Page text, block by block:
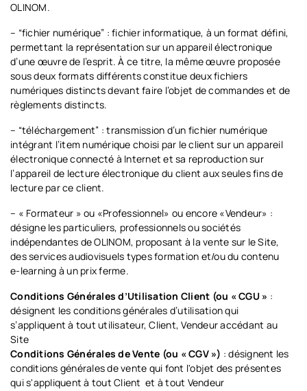
OLINOM.
– “fichier numérique” : fichier informatique, à un format défini,
permettant la représentation sur un appareil électronique
d’une œuvre de l’esprit. À ce titre, la même œuvre proposée
sous deux formats différents constitue deux fichiers
numériques distincts devant faire l’objet de commandes et de
règlements distincts.
– “téléchargement” : transmission d’un fichier numérique
intégrant l’item numérique choisi par le client sur un appareil
électronique connecté à Internet et sa reproduction sur
l’appareil de lecture électronique du client aux seules fins de
lecture par ce client.
– « Formateur » ou «Professionnel» ou encore «Vendeur» :
désigne les particuliers, professionnels ou sociétés
indépendantes de OLINOM, proposant à la vente sur le Site,
desservices audiovisuels types formation et/ou du contenu
e-learning à un prix ferme.
Conditions Générales d’Utilisation Client (ou « CGU » :
désignent les conditions générales d’utilisation qui
s’appliquent à tout utilisateur, Client, Vendeur accédant au
Site
Conditions Générales de Vente (ou « CGV ») : désignent les
conditions générales de vente qui font l'objet des présentes
qui s'appliquent à tout Client et à tout Vendeur